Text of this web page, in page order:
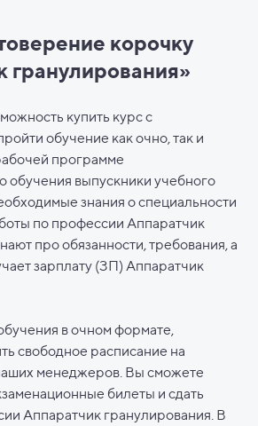
корочку
гранулирования»
купить курс с
обучение как очно, так и
программе
обучения выпускники учебного
знания о специальности
по профессии Аппаратчик
про обязанности, требования, а
зарплату (ЗП) Аппаратчик
в очном формате,
свободное расписание на
менеджеров. Вы сможете
билеты и сдать
Аппаратчик гранулирования. В